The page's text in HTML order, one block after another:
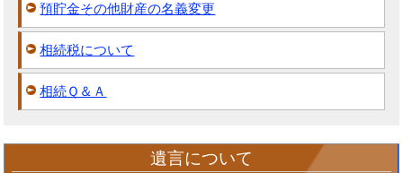
預貯金その他財産の名義変更
相続税について
相続Ｑ＆Ａ
遺言について